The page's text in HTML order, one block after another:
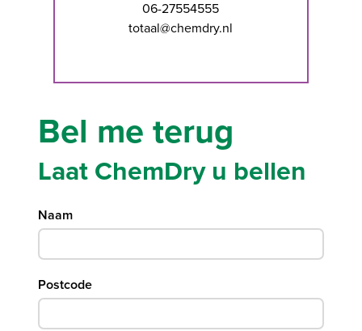
06-27554555
totaal@chemdry.nl
Bel me terug
Laat ChemDry u bellen
Naam
Postcode